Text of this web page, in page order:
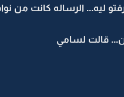
ليه... الرساله كانت
قالت لسامي